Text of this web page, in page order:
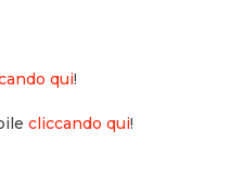
qui!
cliccando qui!